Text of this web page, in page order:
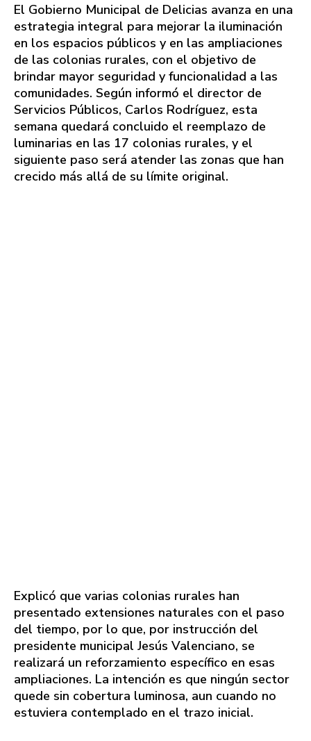
El Gobierno Municipal de Delicias avanza en una
estrategia integral para mejorar la iluminación
en los espacios públicos y en las ampliaciones
de las colonias rurales, con el objetivo de
brindar mayor seguridad y funcionalidad a las
comunidades. Según informó el director de
Servicios Públicos, Carlos Rodríguez, esta
semana quedará concluido el reemplazo de
luminarias en las 17 colonias rurales, y el
siguiente paso será atender las zonas que han
crecido más allá de su límite original.
Explicó que varias colonias rurales han
presentado extensiones naturales con el paso
del tiempo, por lo que, por instrucción del
presidente municipal Jesús Valenciano, se
realizará un reforzamiento específico en esas
ampliaciones. La intención es que ningún sector
quede sin cobertura luminosa, aun cuando no
estuviera contemplado en el trazo inicial.